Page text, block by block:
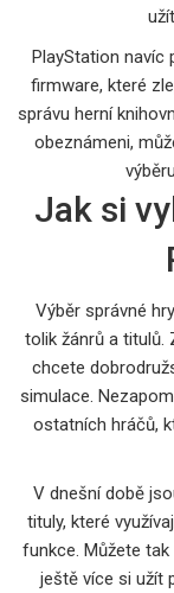
PlayStation navíc
firmware, které
správu herní
obeznámeni,
Jak si
Výběr správné
tolik žánrů a titulů.
chcete
simulace.
ostatních hráčů,
V dnešní době
tituly, které
funkce. Můžete
ještě více si užít